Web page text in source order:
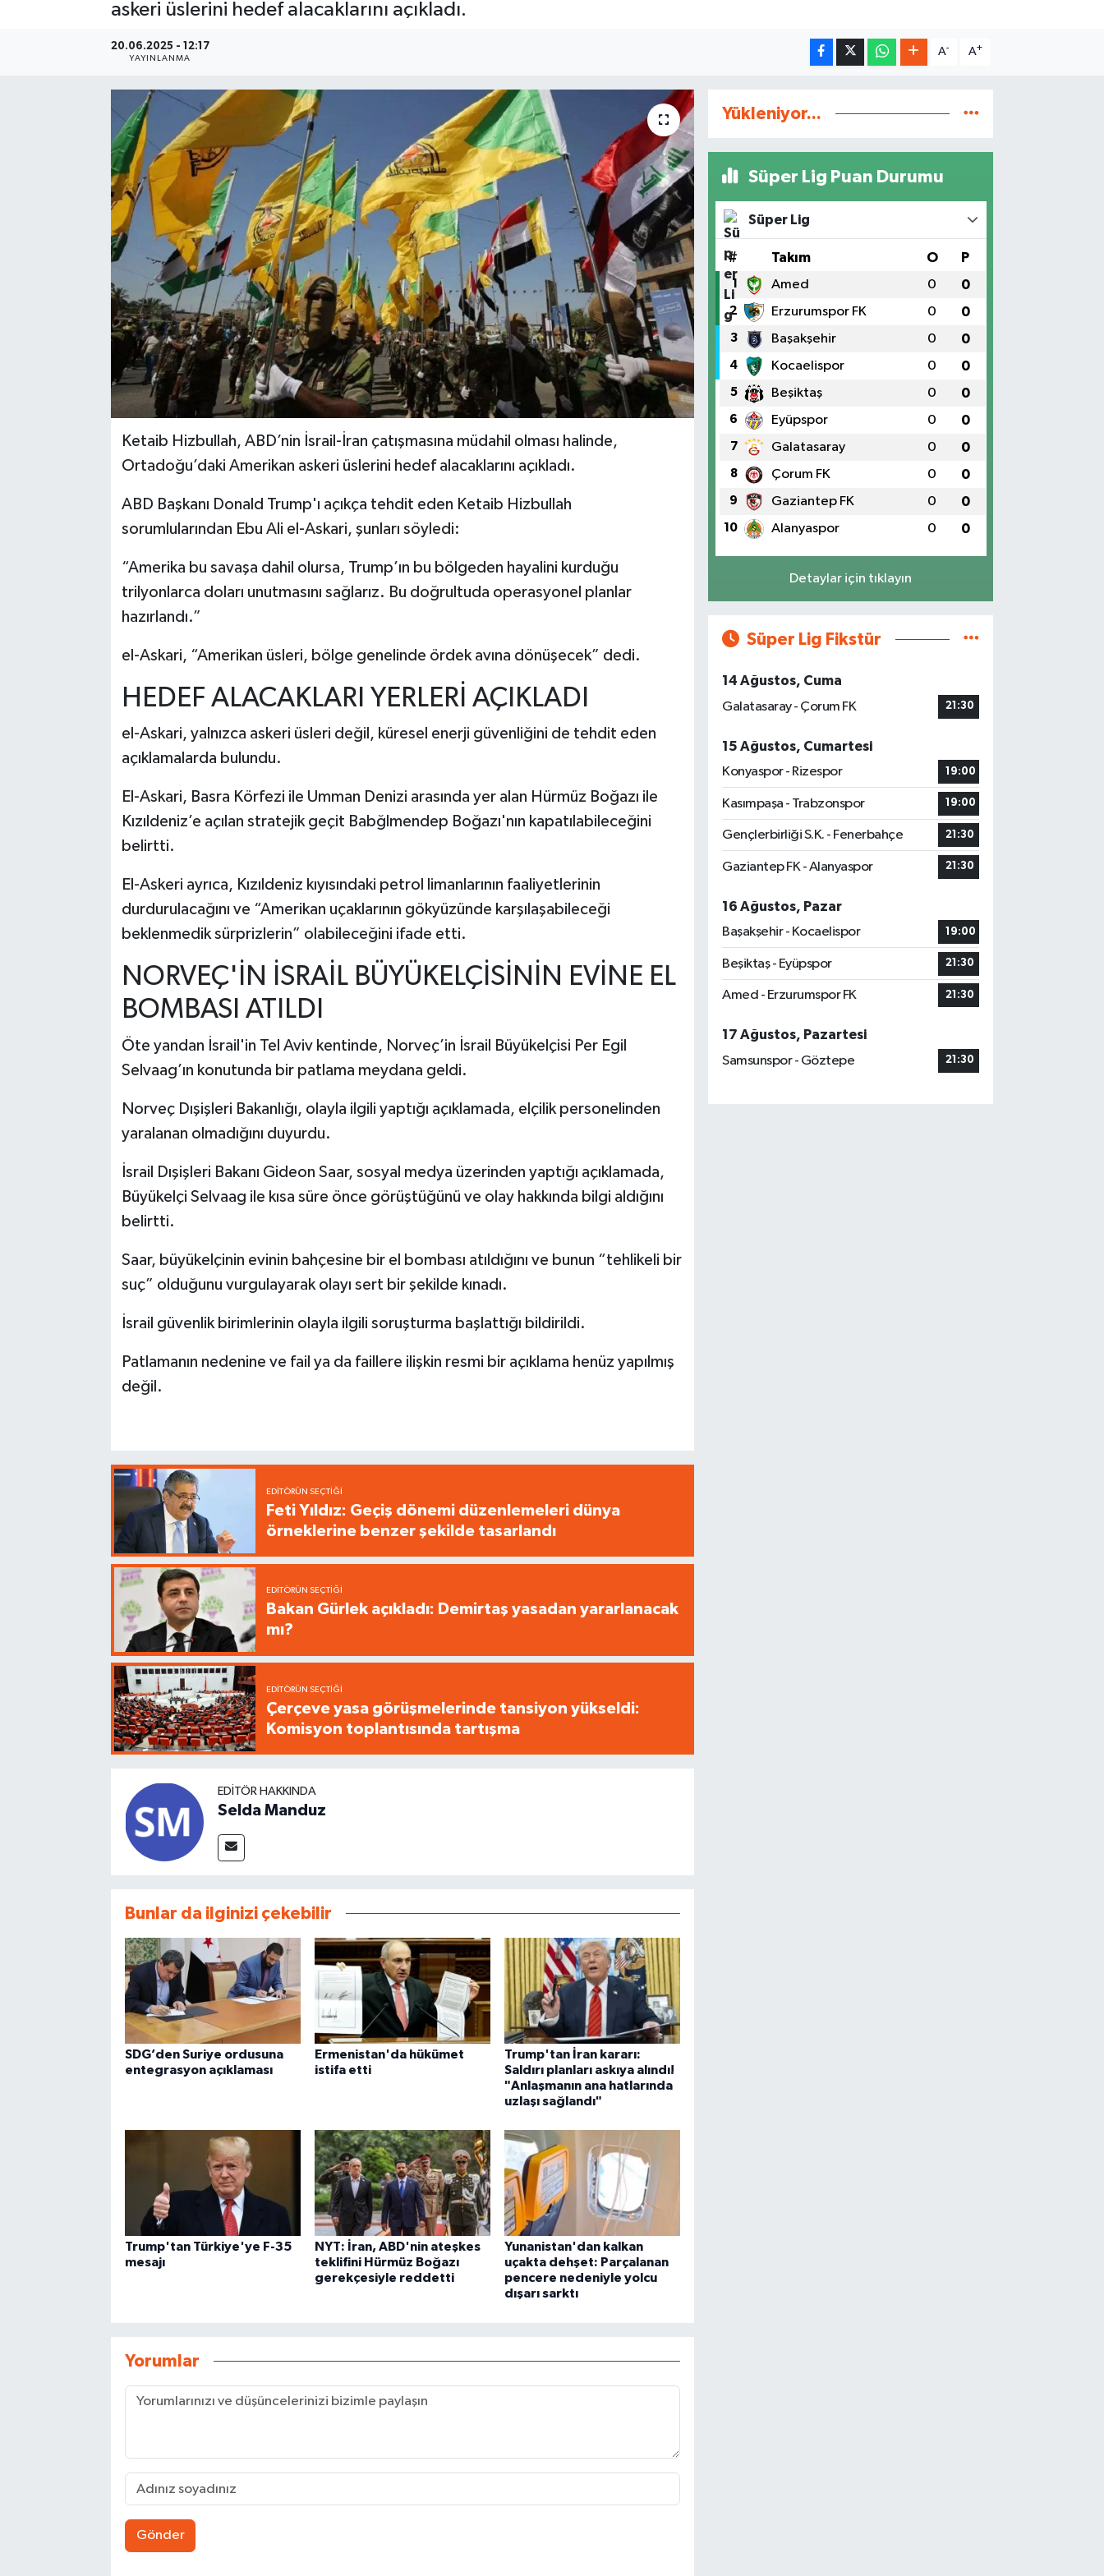
askeri üslerini hedef alacaklarını açıkladı.
20.06.2025 - 12:17
YAYINLANMA
A- A+
Ketaib Hizbullah, ABD’nin İsrail-İran çatışmasına müdahil olması halinde,
Ortadoğu’daki Amerikan askeri üslerini hedef alacaklarını açıkladı.
ABD Başkanı Donald Trump'ı açıkça tehdit eden Ketaib Hizbullah
sorumlularından Ebu Ali el-Askari, şunları söyledi:
“Amerika bu savaşa dahil olursa, Trump’ın bu bölgeden hayalini kurduğu
trilyonlarca doları unutmasını sağlarız. Bu doğrultuda operasyonel planlar
hazırlandı.”
el-Askari, “Amerikan üsleri, bölge genelinde ördek avına dönüşecek” dedi.
HEDEF ALACAKLARI YERLERİ AÇIKLADI
el-Askari, yalnızca askeri üsleri değil, küresel enerji güvenliğini de tehdit eden
açıklamalarda bulundu.
El-Askari, Basra Körfezi ile Umman Denizi arasında yer alan Hürmüz Boğazı ile
Kızıldeniz’e açılan stratejik geçit Babğlmendep Boğazı'nın kapatılabileceğini
belirtti.
El-Askeri ayrıca, Kızıldeniz kıyısındaki petrol limanlarının faaliyetlerinin
durdurulacağını ve “Amerikan uçaklarının gökyüzünde karşılaşabileceği
beklenmedik sürprizlerin” olabileceğini ifade etti.
NORVEÇ'İN İSRAİL BÜYÜKELÇİSİNİN EVİNE EL
BOMBASI ATILDI
Öte yandan İsrail'in Tel Aviv kentinde, Norveç’in İsrail Büyükelçisi Per Egil
Selvaag’ın konutunda bir patlama meydana geldi.
Norveç Dışişleri Bakanlığı, olayla ilgili yaptığı açıklamada, elçilik personelinden
yaralanan olmadığını duyurdu.
İsrail Dışişleri Bakanı Gideon Saar, sosyal medya üzerinden yaptığı açıklamada,
Büyükelçi Selvaag ile kısa süre önce görüştüğünü ve olay hakkında bilgi aldığını
belirtti.
Saar, büyükelçinin evinin bahçesine bir el bombası atıldığını ve bunun “tehlikeli bir
suç” olduğunu vurgulayarak olayı sert bir şekilde kınadı.
İsrail güvenlik birimlerinin olayla ilgili soruşturma başlattığı bildirildi.
Patlamanın nedenine ve fail ya da faillere ilişkin resmi bir açıklama henüz yapılmış
değil.
EDITÖRÜN SEÇTIĞI
Feti Yıldız: Geçiş dönemi düzenlemeleri dünya
örneklerine benzer şekilde tasarlandı
EDITÖRÜN SEÇTIĞI
Bakan Gürlek açıkladı: Demirtaş yasadan yararlanacak
mı?
EDITÖRÜN SEÇTIĞI
Çerçeve yasa görüşmelerinde tansiyon yükseldi:
Komisyon toplantısında tartışma
EDITÖR HAKKINDA
Selda Manduz
Bunlar da ilginizi çekebilir
SDG’den Suriye ordusuna
entegrasyon açıklaması
Ermenistan'da hükümet
istifa etti
Trump'tan İran kararı:
Saldırı planları askıya alındı!
"Anlaşmanın ana hatlarında
uzlaşı sağlandı"
Trump'tan Türkiye'ye F-35
mesajı
NYT: İran, ABD'nin ateşkes
teklifini Hürmüz Boğazı
gerekçesiyle reddetti
Yunanistan'dan kalkan
uçakta dehşet: Parçalanan
pencere nedeniyle yolcu
dışarı sarktı
Yorumlar
Gönder
Yükleniyor...
Süper Lig Puan Durumu
Süper Lig
# Takım O P
1 Amed 0 0
2 Erzurumspor FK 0 0
3 Başakşehir 0 0
4 Kocaelispor 0 0
5 Beşiktaş 0 0
6 Eyüpspor 0 0
7 Galatasaray 0 0
8 Çorum FK 0 0
9 Gaziantep FK 0 0
10 Alanyaspor 0 0
Detaylar için tıklayın
Süper Lig Fikstür
14 Ağustos, Cuma
Galatasaray - Çorum FK
21:30
15 Ağustos, Cumartesi
Konyaspor - Rizespor
19:00
Kasımpaşa - Trabzonspor 19:00
Gençlerbirliği S.K. - Fenerbahçe 21:30
Gaziantep FK - Alanyaspor 21:30
16 Ağustos, Pazar
Başakşehir - Kocaelispor
19:00
Beşiktaş - Eyüpspor 21:30
Amed - Erzurumspor FK 21:30
17 Ağustos, Pazartesi
Samsunspor - Göztepe
21:30